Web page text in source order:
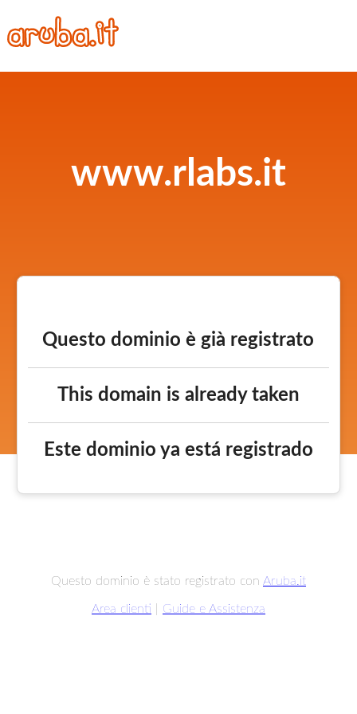
www.rlabs.it
Questo dominio è già registrato
This domain is already taken
Este dominio ya está registrado
Questo dominio è stato registrato con Aruba.it
Area clienti Guide e Assistenza